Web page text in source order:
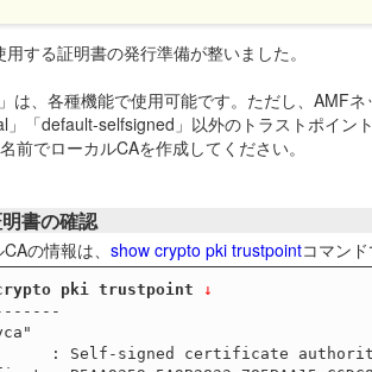
する証明書の発行準備が整いました。
は、各種機能で使用可能です。ただし、AMF
」「default-selfsigned」以外のトラストポイン
前でローカルCAを作成してください。
書の確認
の情報は、 show crypto pki trustpointコマン
crypto pki trustpoint ↓